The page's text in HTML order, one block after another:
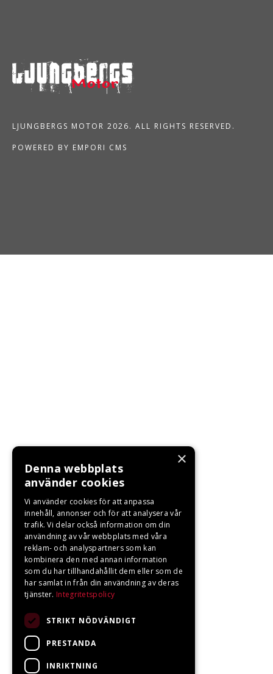
LJUNGBERGS MOTOR 2026. ALL RIGHTS RESERVED.
POWERED BY EMPORI CMS
×
Denna webbplats
använder cookies
Vi använder cookies för att anpassa
innehåll, annonser och för att analysera vår
trafik. Vi delar också information om din
användning av vår webbplats med våra
reklam- och analyspartners som kan
kombinera den med annan information
som du har tillhandahållit dem eller som de
har samlat in från din användning av deras
tjänster. Integritetspolicy
STRIKT NÖDVÄNDIGT
PRESTANDA
INRIKTNING